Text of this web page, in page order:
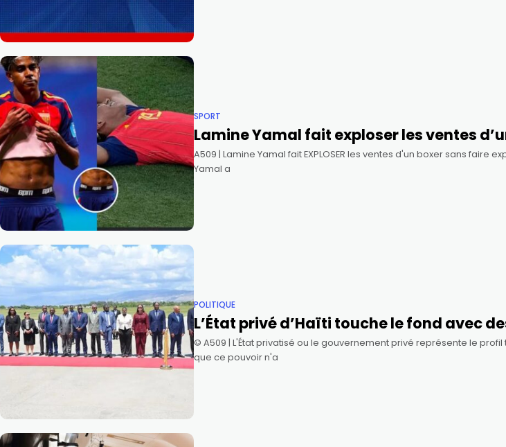
SPORT
Lamine Yamal fait exploser les ventes
A509 | Lamine Yamal fait EXPLOSER les ventes d'un boxer sans
Yamal a
POLITIQUE
L’État privé d’Haïti touche le fond avec
©️ A509 | L'État privatisé ou le gouvernement privé représente le
que ce pouvoir n'a